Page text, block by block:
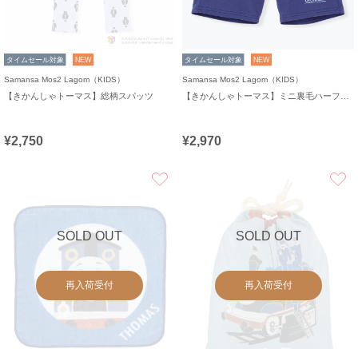
タイムセール対象 NEW
Samansa Mos2 Lagom（KIDS）
【きかんしゃトーマス】総柄スパッツ
¥2,750
タイムセール対象 NEW
Samansa Mos2 Lagom（KIDS）
¥2,970
SOLD OUT
再入荷受付
SOLD OUT
再入荷受付